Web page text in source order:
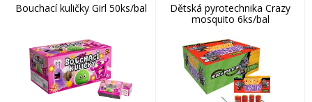
Bouchací kuličky Girl 50ks/bal
Dětská pyrotechnika Crazy
mosquito 6ks/bal